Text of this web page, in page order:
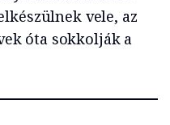
vele, az
óta sokkolják a